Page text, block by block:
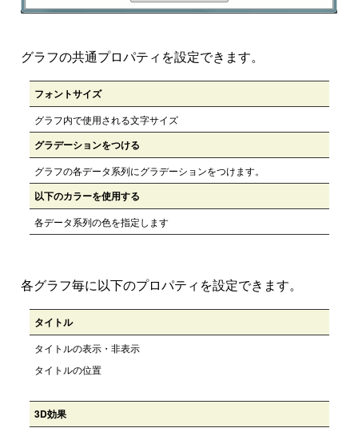
グラフの共通プロパティを設定できます。
フォントサイズ
グラフ内で使用される文字サイズ
グラデーションをつける
グラフの各データ系列にグラデーションをつけます。
以下のカラーを使用する
各データ系列の色を指定します
各グラフ毎に以下のプロパティを設定できます。
タイトル
タイトルの表示・非表示
タイトルの位置
3D効果